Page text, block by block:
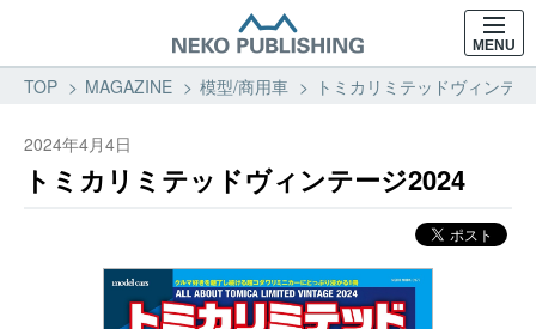
MENU
TOP MAGAZINE 模型/商用車 トミカリミテッドヴィンテ
2024年4月4日
トミカリミテッドヴィンテージ2024